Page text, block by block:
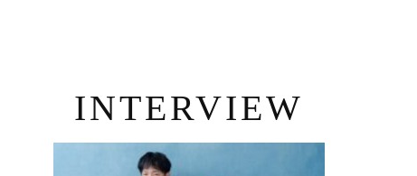
INTERVIEW